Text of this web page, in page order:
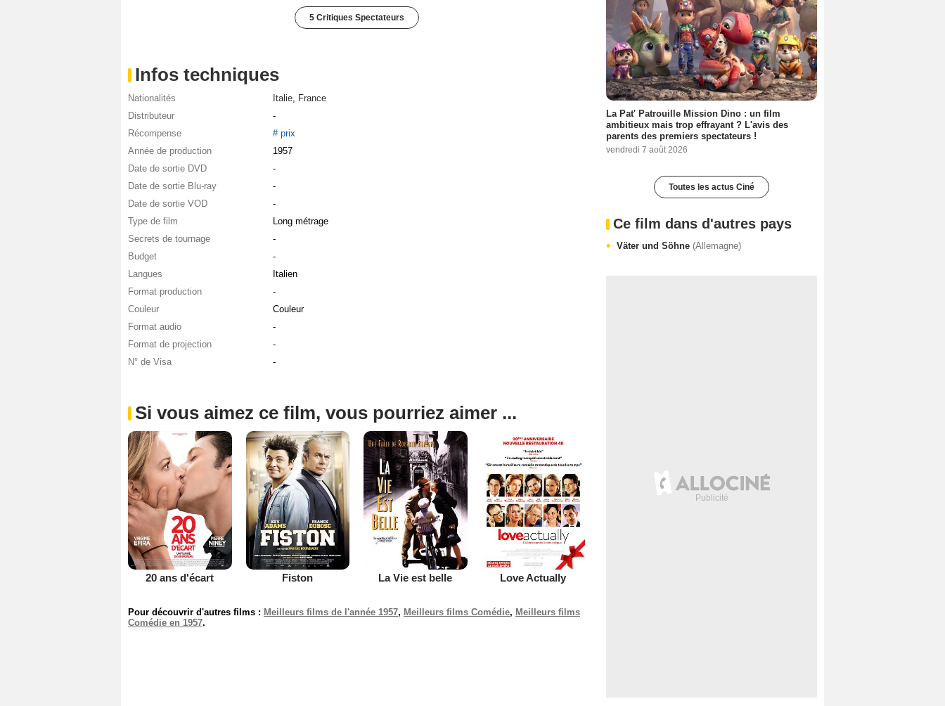
5 Critiques Spectateurs
Infos techniques
Nationalités Italie, France
Distributeur
-
Récompense
# prix
Année de production
1957
Date de sortie DVD
-
Date de sortie Blu-ray
-
Date de sortie VOD
-
Type de film
Long métrage
Secrets de tournage
-
Budget
-
Langues
Italien
Format production
-
Couleur
Couleur
Format audio
-
Format de projection
-
N° de Visa
-
Si vous aimez ce film, vous pourriez aimer ...
20 ans d'écart Fiston La Vie est belle Love Actually
Pour découvrir d'autres films : Meilleurs films de l'année 1957, Meilleurs films Comédie, Meilleurs films
Comédie en 1957.
La Pat' Patrouille Mission Dino : un film
ambitieux mais trop effrayant ? L'avis des
parents des premiers spectateurs !
vendredi 7 août 2026
Toutes les actus Ciné
Ce film dans d'autres pays
Väter und Söhne (Allemagne)